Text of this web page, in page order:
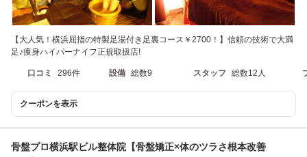
【大人気！横浜屈指の特製足湯付き足裏コース￥2700！】信頼の技術で大満
足♪痩身ハイパーナイフ正規取扱店!
口コミ 296件 設備 総数9 スタッフ 総数12人
クーポンを表示
骨盤プロ横浜駅ビル整体院【骨盤矯正×体のツラさ根本改善